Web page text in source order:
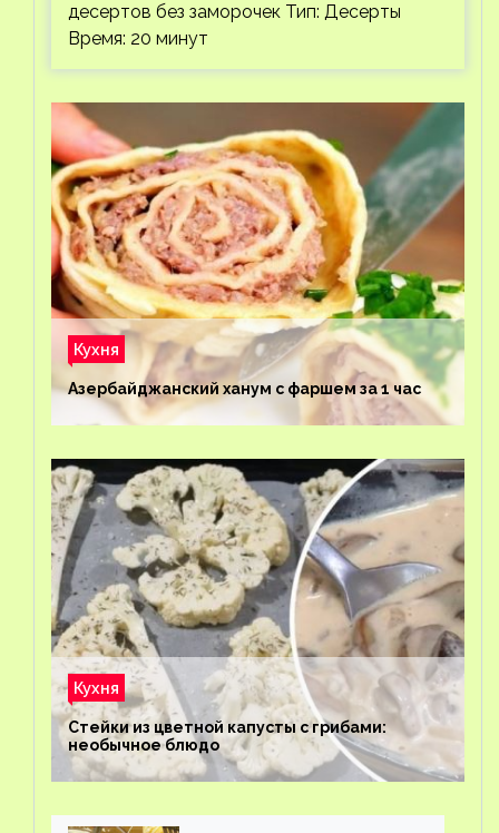
десертов без заморочек Тип: Десерты
Время: 20 минут
Кухня
Азербайджанский ханум с фаршем за 1 час
Кухня
Стейки из цветной капусты с грибами:
необычное блюдо